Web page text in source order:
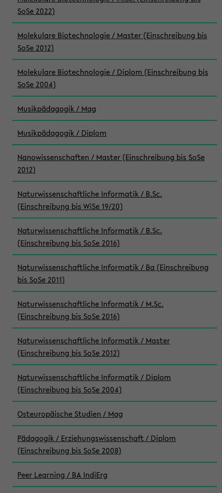
SoSe 2022)
Molekulare Biotechnologie / Master (Einschreibung bis
SoSe 2012)
Molekulare Biotechnologie / Diplom (Einschreibung bis
SoSe 2004)
Musikpädagogik / Mag
Musikpädagogik / Diplom
Nanowissenschaften / Master (Einschreibung bis SoSe
2012)
Naturwissenschaftliche Informatik / B.Sc.
(Einschreibung bis WiSe 19/20)
Naturwissenschaftliche Informatik / B.Sc.
(Einschreibung bis SoSe 2016)
Naturwissenschaftliche Informatik / Ba (Einschreibung
bis SoSe 2011)
Naturwissenschaftliche Informatik / M.Sc.
(Einschreibung bis SoSe 2016)
Naturwissenschaftliche Informatik / Master
(Einschreibung bis SoSe 2012)
Naturwissenschaftliche Informatik / Diplom
(Einschreibung bis SoSe 2004)
Osteuropäische Studien / Mag
Pädagogik / Erziehungswissenschaft / Diplom
(Einschreibung bis SoSe 2008)
Peer Learning / BA IndiErg